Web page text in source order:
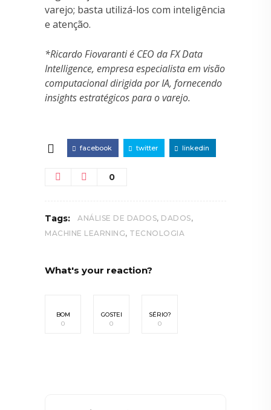
varejo; basta utilizá-los com inteligência
e atenção.
*Ricardo Fiovaranti é CEO da FX Data
Intelligence, empresa especialista em visão
computacional dirigida por IA, fornecendo
insights estratégicos para o varejo.
facebook twitter linkedin
0
Tags: ANÁLISE DE DADOS, DADOS,
MACHINE LEARNING, TECNOLOGIA
What's your reaction?
BOM
0
GOSTEI
0
SÉRIO?
0